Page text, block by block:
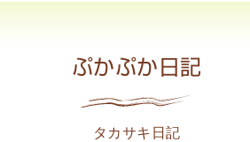
ぷかぷか日記
ぷかぷか日記
タカサキ日記